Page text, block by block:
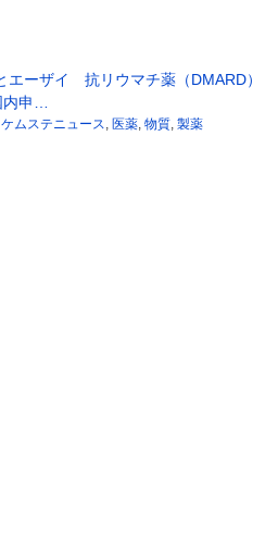
エーザイ 抗リウマチ薬（DMARD）
内申…
ケムステニュース, 医薬, 物質, 製薬